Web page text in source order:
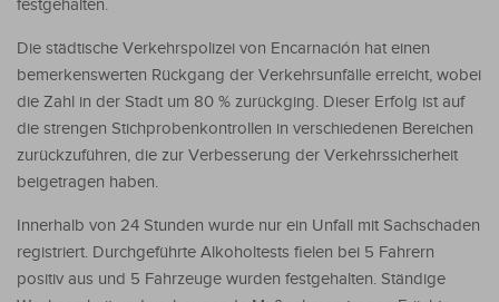
festgehalten.
Die städtische Verkehrspolizei von Encarnación hat einen
bemerkenswerten Rückgang der Verkehrsunfälle erreicht, wobei
die Zahl in der Stadt um 80 % zurückging. Dieser Erfolg ist auf
die strengen Stichprobenkontrollen in verschiedenen Bereichen
zurückzuführen, die zur Verbesserung der Verkehrssicherheit
beigetragen haben.
Innerhalb von 24 Stunden wurde nur ein Unfall mit Sachschaden
registriert. Durchgeführte Alkoholtests fielen bei 5 Fahrern
positiv aus und 5 Fahrzeuge wurden festgehalten. Ständige